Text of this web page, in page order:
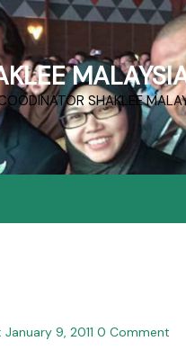
SHAKLEE
January 9, 2011 0 Comment